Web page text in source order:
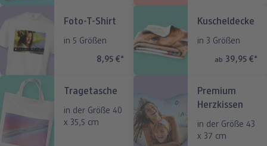
Analog Services
Art Prints
Einzelkarten im Direktversand
Foto-T-Shirt
in 5 Größen
8,95 €*
Kuscheldecke
in 3 Größen
ab 39,95 €*
Tragetasche
in der Größe 40
x 35,5 cm
Premium
Herzkissen
in der Größe 43
x 37 cm